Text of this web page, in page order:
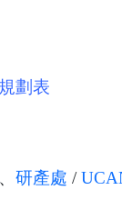
劃表
、 研產處 /